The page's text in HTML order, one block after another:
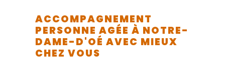
ACCOMPAGNEMENT
PERSONNE AGÉE À NOTRE-
DAME-D'OÉ AVEC MIEUX
CHEZ VOUS